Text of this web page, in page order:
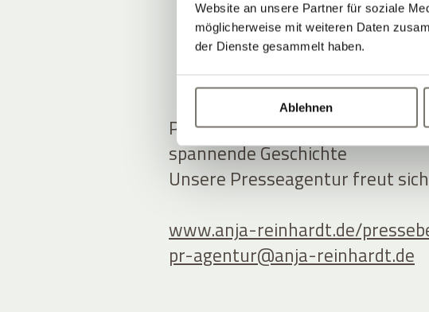
Website an unsere Partner für soziale
möglicherweise mit weiteren Daten
der Dienste gesammelt haben.
Ablehnen
Presseanfrage,
spannende Geschichte
Unsere Presseagentur freut
www.anja-reinhardt.de/
pr-agentur@anja-reinhardt.de